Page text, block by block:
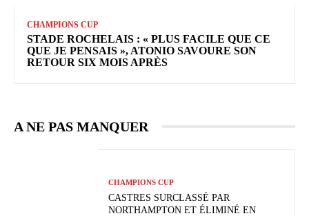
CHAMPIONS CUP
STADE ROCHELAIS : « PLUS FACILE QUE CE
QUE JE PENSAIS », ATONIO SAVOURE SON
RETOUR SIX MOIS APRÈS
A NE PAS MANQUER
CHAMPIONS CUP
CASTRES SURCLASSÉ PAR
NORTHAMPTON ET ÉLIMINÉ EN